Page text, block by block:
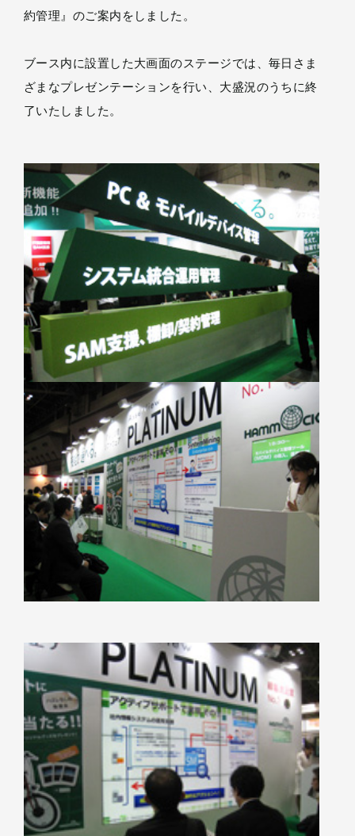
約管理』のご案内をしました。
ブース内に設置した大画面のステージでは、毎日さま
ざまなプレゼンテーションを行い、大盛況のうちに終
了いたしました。